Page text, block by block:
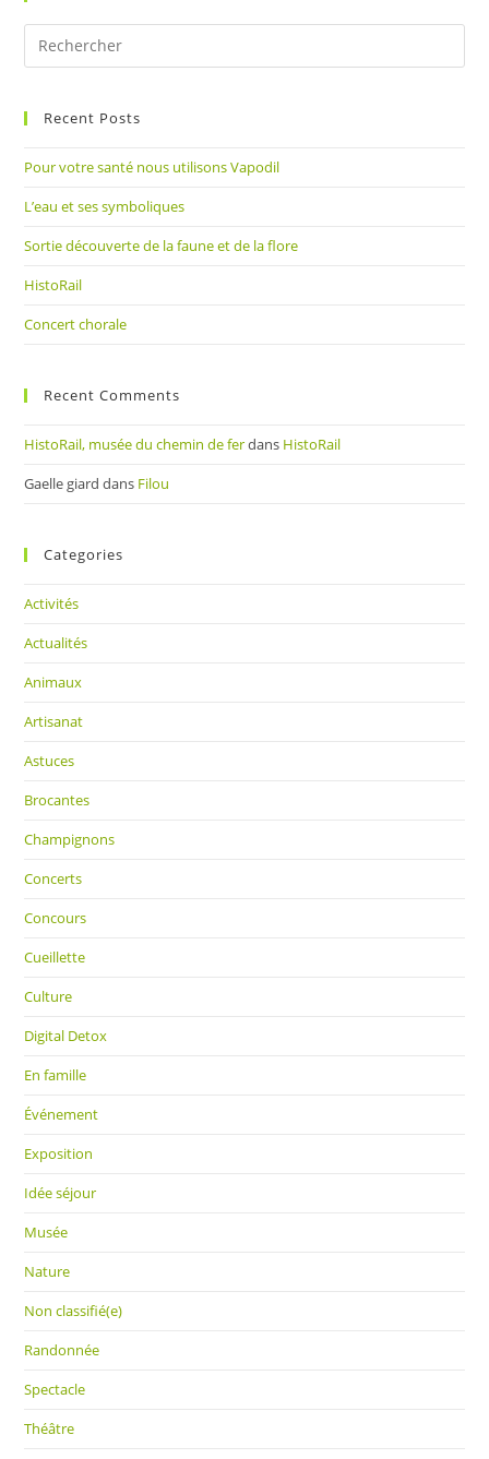
Recent Posts
Pour votre santé nous utilisons Vapodil
L’eau et ses symboliques
Sortie découverte de la faune et de la flore
HistoRail
Concert chorale
Recent Comments
HistoRail, musée du chemin de ferdans HistoRail
Gaelle giard dans Filou
Categories
Activités
Actualités
Animaux
Artisanat
Astuces
Brocantes
Champignons
Concerts
Concours
Cueillette
Culture
Digital Detox
En famille
Événement
Exposition
Idée séjour
Musée
Nature
Non classifié(e)
Randonnée
Spectacle
Théâtre